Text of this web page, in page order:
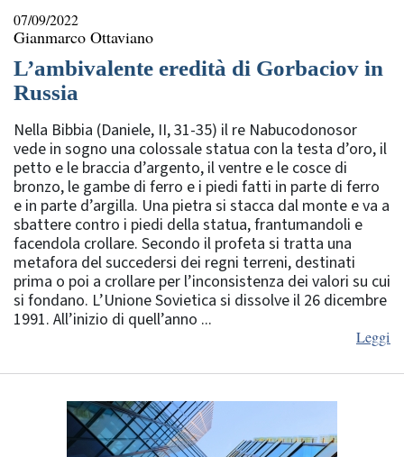
07/09/2022
Gianmarco Ottaviano
L’ambivalente eredità di Gorbaciov in
Russia
Nella Bibbia (Daniele, II, 31-35) il re Nabucodonosor
vede in sogno una colossale statua con la testa d’oro, il
petto e le braccia d’argento, il ventre e le cosce di
bronzo, le gambe di ferro e i piedi fatti in parte di ferro
e in parte d’argilla. Una pietra si stacca dal monte e va a
sbattere contro i piedi della statua, frantumandoli e
facendola crollare. Secondo il profeta si tratta una
metafora del succedersi dei regni terreni, destinati
prima o poi a crollare per l’inconsistenza dei valori su cui
si fondano. L’Unione Sovietica si dissolve il 26 dicembre
1991. All’inizio di quell’anno ...
Leggi